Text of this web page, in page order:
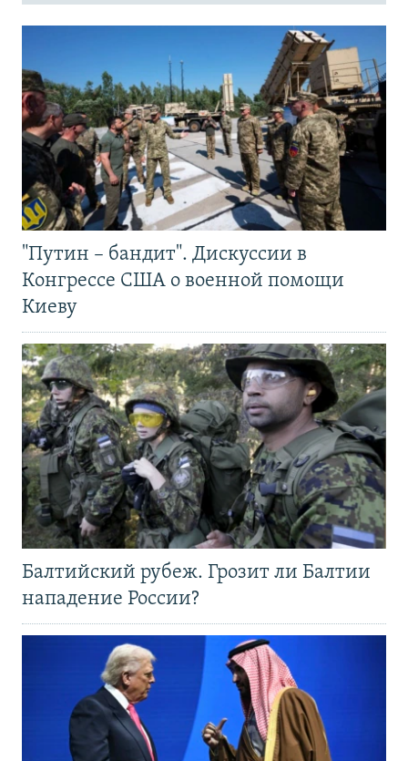
"Путин – бандит". Дискуссии в
Конгрессе США о военной помощи
Киеву
Балтийский рубеж. Грозит ли Балтии
нападение России?